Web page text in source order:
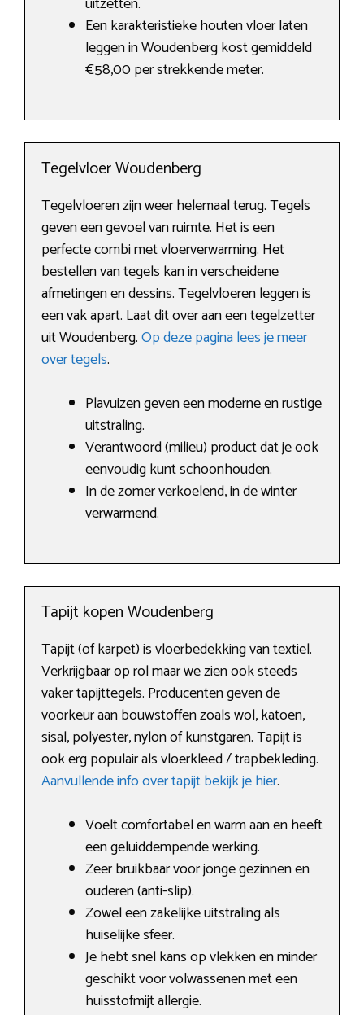
Een karakteristieke houten vloer laten
leggen in Woudenberg kost gemiddeld
€58,00 per strekkende meter.
Tegelvloer Woudenberg
Tegelvloeren zijn weer helemaal terug. Tegels
geven een gevoel van ruimte. Het is een
perfecte combi met vloerverwarming. Het
bestellen van tegels kan in verscheidene
afmetingen en dessins. Tegelvloeren leggen is
een vak apart. Laat dit over aan een tegelzetter
uit Woudenberg.Op deze pagina lees je meer
over tegels.
Plavuizen geven een moderne en rustige
uitstraling.
Verantwoord (milieu) product dat je ook
eenvoudig kunt schoonhouden.
In de zomer verkoelend, in de winter
verwarmend.
Tapijt kopen Woudenberg
Tapijt (of karpet) is vloerbedekking van textiel.
Verkrijgbaar op rol maar we zien ook steeds
vaker tapijttegels. Producenten geven de
voorkeur aan bouwstoffen zoals wol, katoen,
sisal, polyester, nylon of kunstgaren. Tapijt is
ook erg populair als vloerkleed / trapbekleding.
Aanvullende info over tapijt bekijk je hier.
Voelt comfortabel en warm aan en heeft
een geluiddempende werking.
Zeer bruikbaar voor jonge gezinnen en
ouderen (anti-slip).
Zowel een zakelijke uitstraling als
huiselijke sfeer.
Je hebt snel kans op vlekken en minder
geschikt voor volwassenen met een
huisstofmijt allergie.